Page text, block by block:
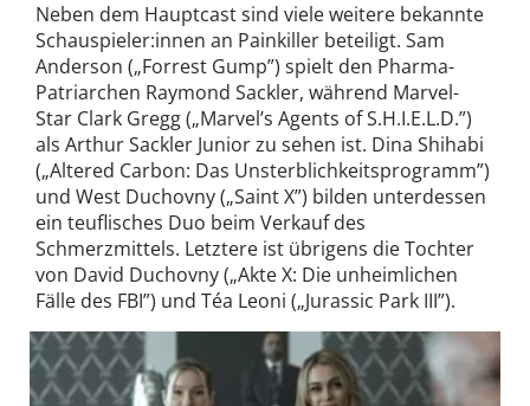
Neben dem Hauptcast sind viele weitere bekannte
Schauspieler:innen an Painkiller beteiligt. Sam
Anderson („Forrest Gump”) spielt den Pharma-
Patriarchen Raymond Sackler, während Marvel-
Star Clark Gregg („Marvel’s Agents of S.H.I.E.L.D.”)
als Arthur Sackler Junior zu sehen ist. Dina Shihabi
(„Altered Carbon: Das Unsterblichkeitsprogramm”)
und West Duchovny („Saint X”) bilden unterdessen
ein teuflisches Duo beim Verkauf des
Schmerzmittels. Letztere ist übrigens die Tochter
von David Duchovny („Akte X: Die unheimlichen
Fälle des FBI”) und Téa Leoni („Jurassic Park III”).